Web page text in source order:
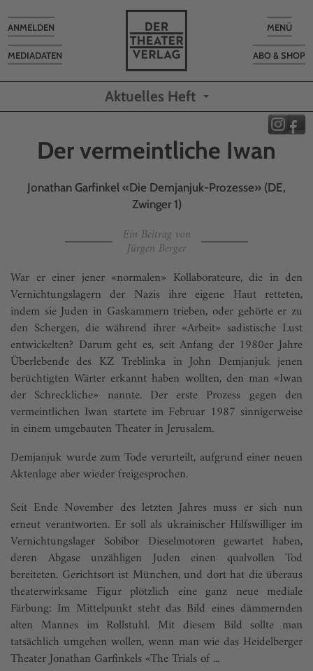
Toggle
MENÜ
ABO & SHOP
MEDIADATEN
Toggle
navigation
ANMELDEN
Aktuelles Heft
Der vermeintliche Iwan
Jonathan Garfinkel «Die Demjanjuk-Prozesse» (DE,
Zwinger 1)
Ein Beitrag von
Jürgen Berger
War er einer jener «normalen» Kollaborateure, die in den
Vernichtungslagern der Nazis ihre eigene Haut retteten,
indem sie Juden in Gaskammern trieben, oder gehörte er zu
den Schergen, die während ihrer «Arbeit» sadistische Lust
entwickelten? Darum geht es, seit Anfang der 1980er Jahre
Überlebende des KZ Treblinka in John Demjanjuk jenen
berüchtigten Wärter erkannt haben wollten, den man «Iwan
der Schreckliche» nannte. Der erste Prozess gegen den
vermeintlichen Iwan startete im Februar 1987 sinnigerweise
in einem umgebauten Theater in Jerusalem.
Demjanjuk wurde zum Tode verurteilt, aufgrund einer neuen
Aktenlage aber wieder freigesprochen.
Seit Ende November des letzten Jahres muss er sich nun
erneut verantworten. Er soll als ukrainischer Hilfswilliger im
Vernichtungslager Sobibor Dieselmotoren gewartet haben,
deren Abgase unzähligen Juden einen qualvollen Tod
bereiteten. Gerichtsort ist München, und dort hat die überaus
theaterwirksame Figur plötzlich eine ganz neue mediale
Färbung: Im Mittelpunkt steht das Bild eines dämmernden
alten Mannes im Rollstuhl. Mit diesem Bild sollte man
tatsächlich umgehen wollen, wenn man wie das Heidelberger
Theater Jonathan Garfinkels «The Trials of ...